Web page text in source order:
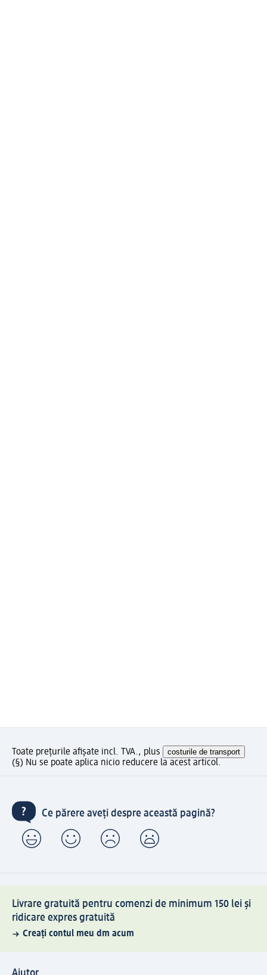
Toate prețurile afișate incl. TVA., plus costurile de transport
(§) Nu se poate aplica nicio reducere la acest articol.
Ce părere aveți despre această pagină?
Livrare gratuită pentru comenzi de minimum 150 lei și
ridicare expres gratuită
Creați contul meu dm acum